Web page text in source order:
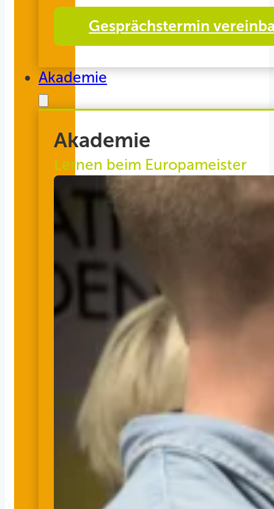
Gesprächstermin
Akademie
Akademie
Lernen beim Europameister